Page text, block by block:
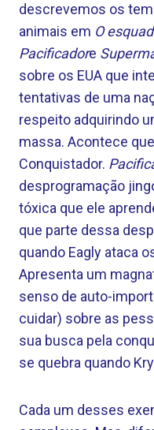
descrevemos os
animais em O
Pacificadore
sobre os EUA que
tentativas de uma
respeito adquirindo
massa. Acontece
Conquistador.
desprogramação
tóxica que ele
que parte dessa
quando Eagly ataca
Apresenta um
senso de auto-
cuidar) sobre as
sua busca pela
se quebra quando
Cada um desses